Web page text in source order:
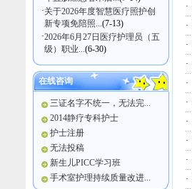
关于2026年度智慧医疗照护创
新专项免陪照...(7-13)
2026年6月27日医疗护理员（五
级）职业... (6-30)
网上公告|| 2026年度“中华护理
学会科...(6-17)
在线咨询
三证名字不统一，无法完...
2014静疗专科护士
护士注册
无法投稿
新生儿PICC学习班
手术室护理持续质量改进...
·
·
·
·
·
·
·
·
·
·